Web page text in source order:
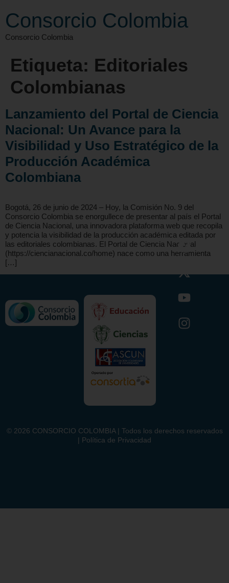
Consorcio Colombia
Consorcio Colombia
Etiqueta: Editoriales
Colombianas
Lanzamiento del Portal de Ciencia
Nacional: Un Avance para la
Visibilidad y Uso Estratégico de la
Producción Académica
Colombiana
Bogotá, 26 de junio de 2024 – Hoy, la Comisión No. 9 del
Consorcio Colombia se enorgullece de presentar al país el Portal
de Ciencia Nacional, una innovadora plataforma web que recopila
y potencia la visibilidad de la producción académica editada por
las editoriales colombianas. El Portal de Ciencia Nacional
(https://ciencianacional.co/home) nace como una herramienta
[…]
© 2026 CONSORCIO COLOMBIA | Todos los derechos reservados
| Política de Privacidad